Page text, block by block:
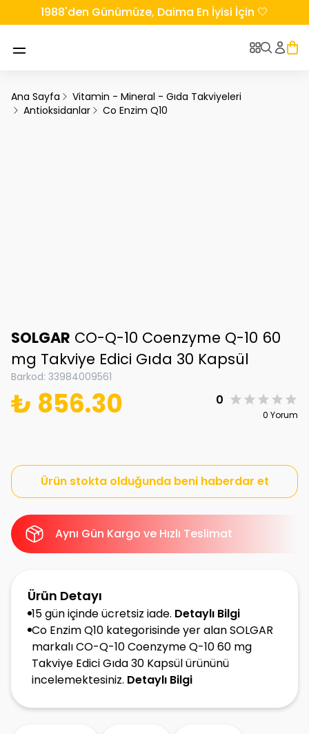
1988'den Günümüze, Daima En İyisi İçin 🤍
Ana Sayfa
Vitamin - Mineral - Gıda Takviyeleri
Antioksidanlar
Co Enzim Q10
SOLGAR CO-Q-10 Coenzyme Q-10 60
mg Takviye Edici Gıda 30 Kapsül
Barkod: 33984009561
₺ 856.30 0
0 Yorum
Ürün stokta olduğunda beni haberdar et
Aynı Gün Kargo ve Hızlı Teslimat
Ürün Detayı
15 gün içinde ücretsiz iade. Detaylı Bilgi
Co Enzim Q10 kategorisinde yer alan SOLGAR
markalı CO-Q-10 Coenzyme Q-10 60 mg
Takviye Edici Gıda 30 Kapsül ürününü
incelemektesiniz. Detaylı Bilgi